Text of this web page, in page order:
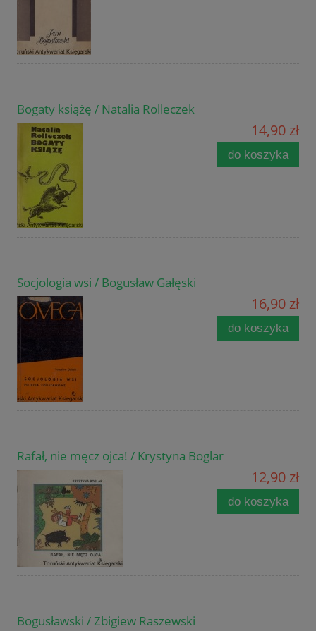
Bogaty książę / Natalia Rolleczek
14,90 zł
do koszyka
Socjologia wsi / Bogusław Gałęski
16,90 zł
do koszyka
Rafał, nie męcz ojca! / Krystyna Boglar
12,90 zł
do koszyka
Bogusławski / Zbigiew Raszewski